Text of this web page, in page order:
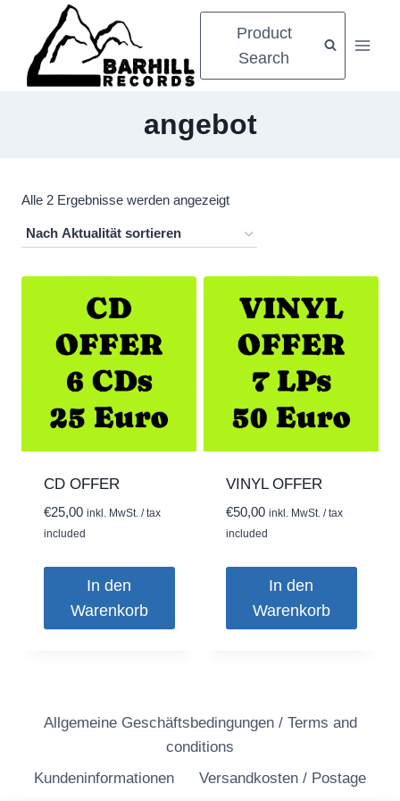
springen
Product
Search
angebot
Alle 2 Ergebnisse werden angezeigtNach
sortiert
CD OFFER
€25,00 inkl. MwSt. / tax
included
In den
Warenkorb
VINYL OFFER
€50,00 inkl. MwSt. / tax
included
In den
Warenkorb
Allgemeine Geschäftsbedingungen / Terms and
conditions
Kundeninformationen
Versandkosten / Postage